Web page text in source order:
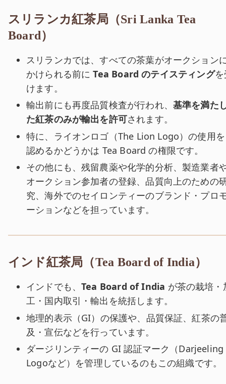
スリランカ紅茶局（Sri Lanka Tea
Board）
スリランカでは、すべての茶葉がオークション
かけられる前にTea Board のテイスティング
けます。
輸出前にも再度品質検査が行われ、 基準を満た
た紅茶のみが輸出を許可されます。
特に、ライオンロゴ（The Lion Logo）の使用を
認めるかどうかは Tea Board の権限です。
その他にも、残留農薬や化学的分析、製造業者
オークション参加者の登録、品質向上のための
究、海外でのセイロンティーのブランド・プロ
ーションなどを担っています。
インド紅茶局（Tea Board of India）
インドでも、Tea Board of India が茶の栽培・
工・国内取引・輸出を統括します。
地理的表示（GI）の保護や、品質保証、紅茶の
及・宣伝などを行っています。
ダージリンティーの GI 認証マーク（Darjeeling
Logoなど）を管理しているのもこの組織です。